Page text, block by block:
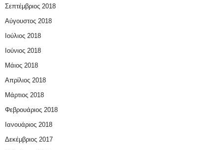
Σεπτέμβριος 2018
Αύγουστος 2018
Ιούλιος 2018
Ιούνιος 2018
Μάιος 2018
Απρίλιος 2018
Μάρτιος 2018
Φεβρουάριος 2018
Ιανουάριος 2018
Δεκέμβριος 2017